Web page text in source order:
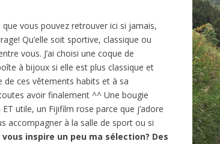
que vous pouvez retrouver ici si jamais,
Qu’elle soit sportive, classique ou
vous. J’ai choisi une coque de
à bijoux si elle est plus classique et
de ces vêtements habits et à sa
avoir finalement ^^ Une bougie
utile, un Fijifilm rose parce que j’adore
accompagner à la salle de sport ou si
vous inspire un peu ma sélection? Des